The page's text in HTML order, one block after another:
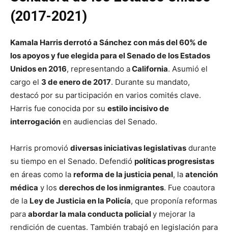
(2017-2021)
Kamala Harris derrotó a Sánchez con más del 60% de
los apoyos y fue elegida para el Senado de los Estados
Unidos en 2016, representando aCalifornia. Asumió el
cargo el 3 de enero de 2017. Durante su mandato,
destacó por su participación en varios comités clave.
Harris fue conocida por su estilo incisivo de
interrogación en audiencias del Senado.
Harris promovió diversas iniciativas legislativas durante
su tiempo en el Senado. Defendió políticas progresistas
en áreas como la reforma de la justicia penal, la atención
médica y los derechos de los inmigrantes. Fue coautora
de la Ley de Justicia en la Policía, que proponía reformas
para abordar la mala conducta policialy mejorar la
rendición de cuentas. También trabajó en legislación para